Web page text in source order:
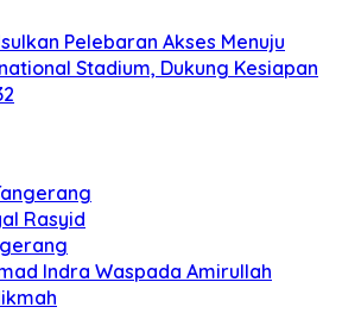
Pelebaran Akses Menuju
Stadium, Dukung Kesiapan
Rasyid
Indra Waspada Amirullah